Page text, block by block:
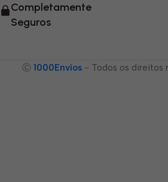
Completamente
Seguros
Ⓒ 1000Envíos - Todos os direitos